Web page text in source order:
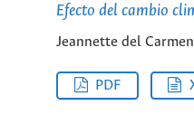
Efecto del cambio
Jeannette del
PDF